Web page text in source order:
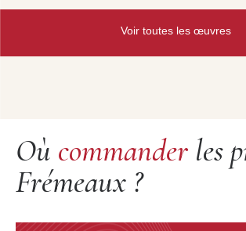
Voir toutes les œuvres
Où commander les
Frémeaux ?